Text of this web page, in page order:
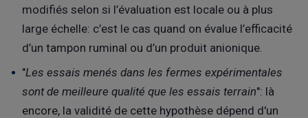
modifiés selon si l’évaluation est locale ou à plus
large échelle: c’est le cas quand on évalue l’efficacité
d’un tampon ruminal ou d’un produit anionique.
"Les essais menés dans les fermes expérimentales
sont de meilleure qualité que les essais terrain": là
encore, la validité de cette hypothèse dépend d'un